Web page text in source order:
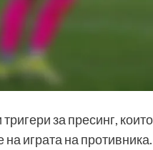
за пресинг,
играта на